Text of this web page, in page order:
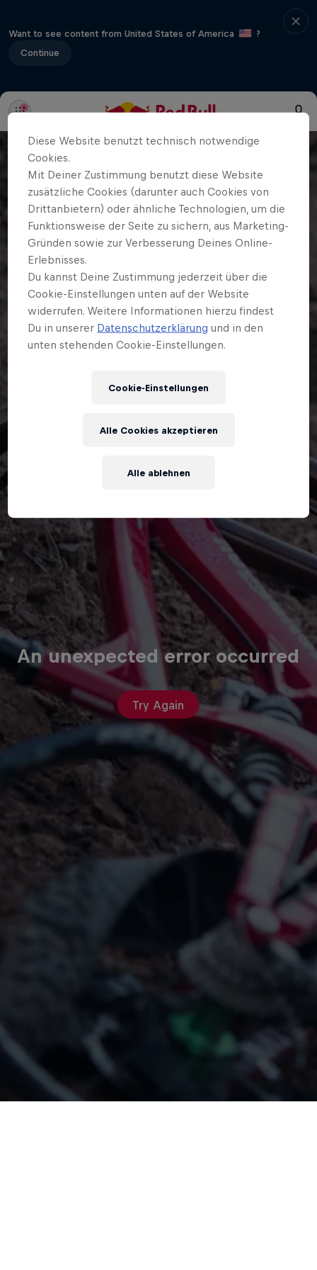
Want to see content from United States of America
?
Continue
An unexpected error occurred
Try Again
Diese Website benutzt technisch notwendige
Cookies.
Mit Deiner Zustimmung benutzt diese Website
zusätzliche Cookies (darunter auch Cookies von
Drittanbietern) oder ähnliche Technologien, um die
Funktionsweise der Seite zu sichern, aus Marketing-
Gründen sowie zur Verbesserung Deines Online-
Erlebnisses.
Du kannst Deine Zustimmung jederzeit über die
Cookie-Einstellungen unten auf der Website
widerrufen. Weitere Informationen hierzu findest
Du in unserer Datenschutzerklärung und in den
unten stehenden Cookie-Einstellungen.
Cookie-Einstellungen
Alle ablehnen
Alle Cookies akzeptieren